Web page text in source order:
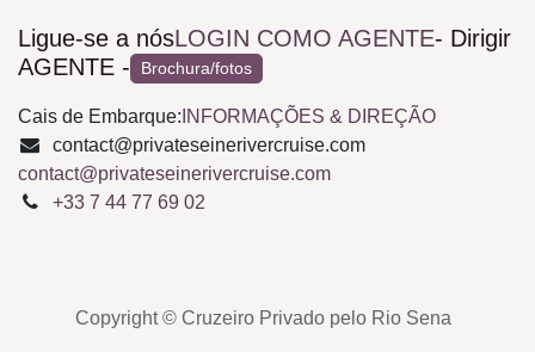
Ligue-se a nósLOGIN COMO AGENTE- Dirigir
AGENTE -
Brochura/fotos
Cais de Embarque: INFORMAÇÕES & DIREÇÃO
contact@privateseinerivercruise.com
contact@privateseinerivercruise.com
+33 7 44 77 69 02
Copyright © Cruzeiro Privado pelo Rio Sena